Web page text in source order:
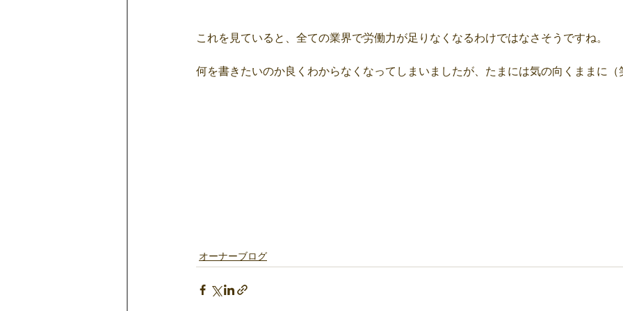
これを見ていると、全ての業界で労働力が足りなくなるわけではなさそうですね。
何を書きたいのか良くわからなくなってしまいましたが、たまには気の向くままに（
オーナーブログ